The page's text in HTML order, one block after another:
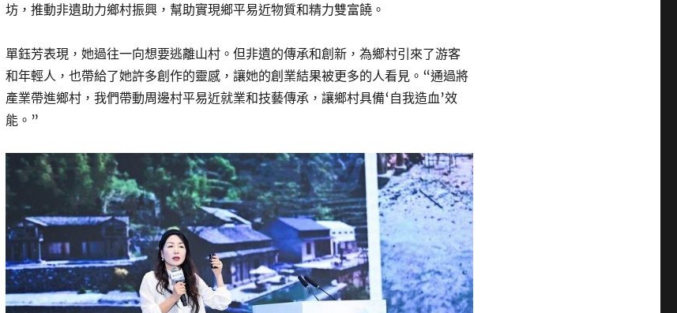
坊，推動非遺助力鄉村振興，幫助實現鄉平易近物質和精力雙富饒。
單鈺芳表現，她過往一向想要逃離山村。但非遺的傳承和創新，為鄉村引來了游客
和年輕人，也帶給了她許多創作的靈感，讓她的創業結果被更多的人看見。“通過將
產業帶進鄉村，我們帶動周邊村平易近就業和技藝傳承，讓鄉村具備‘自我造血’效
能。”